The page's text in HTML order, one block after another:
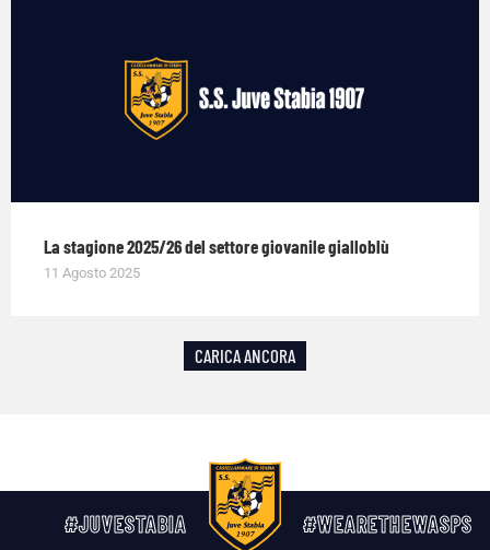
La stagione 2025/26 del settore giovanile gialloblù
11 Agosto 2025
CARICA ANCORA
#JUVESTABIA #WEARETHEWASPS